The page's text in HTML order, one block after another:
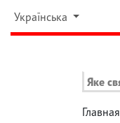
Українська
Яке
Главная